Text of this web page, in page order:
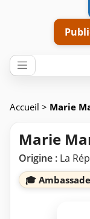
Accueil > Marie
Marie
Origine : La
🎓